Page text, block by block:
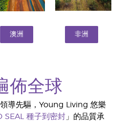
澳洲 非洲
佈全球
導先驅，Young Living 悠樂
SEAL 種子到密封 」的品質承